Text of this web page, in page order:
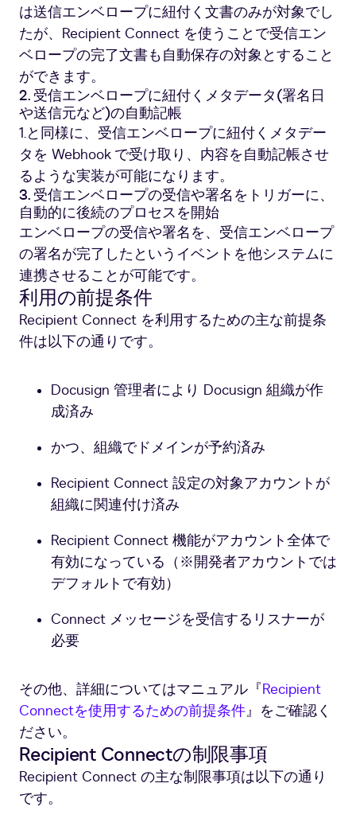
は送信エンベロープに紐付く文書のみが対象でし
たが、Recipient Connect を使うことで受信エン
ベロープの完了文書も自動保存の対象とすること
ができます。
2. 受信エンベロープに紐付くメタデータ(署名日
や送信元など)の自動記帳
1.と同様に、受信エンベロープに紐付くメタデー
タを Webhook で受け取り、内容を自動記帳させ
るような実装が可能になります。
3. 受信エンベロープの受信や署名をトリガーに、
自動的に後続のプロセスを開始
エンベロープの受信や署名を、受信エンベロープ
の署名が完了したというイベントを他システムに
連携させることが可能です。
利用の前提条件
Recipient Connect を利用するための主な前提条
件は以下の通りです。
Docusign 管理者により Docusign 組織が作
成済み
かつ、組織でドメインが予約済み
Recipient Connect 設定の対象アカウントが
組織に関連付け済み
Recipient Connect 機能がアカウント全体で
有効になっている（※開発者アカウントでは
デフォルトで有効）
Connect メッセージを受信するリスナーが
必要
その他、詳細についてはマニュアル『Recipient
Connectを使用するための前提条件』をご確認く
ださい。
Recipient Connectの制限事項
Recipient Connect の主な制限事項は以下の通り
です。